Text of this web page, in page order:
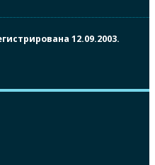
12.09.2003.